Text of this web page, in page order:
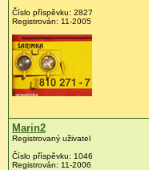
Číslo příspěvku: 2827
Registrován: 11-2005
Marin2
Registrovaný uživatel
Číslo příspěvku: 1046
Registrován: 11-2006